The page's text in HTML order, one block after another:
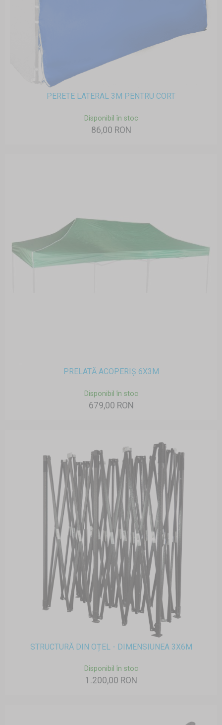
PERETE LATERAL 3M PENTRU CORT
Disponibil în stoc
86,00 RON
PRELATĂ ACOPERIȘ 6X3M
Disponibil în stoc
679,00 RON
STRUCTURĂ DIN OȚEL - DIMENSIUNEA 3X6M
Disponibil în stoc
1.200,00 RON